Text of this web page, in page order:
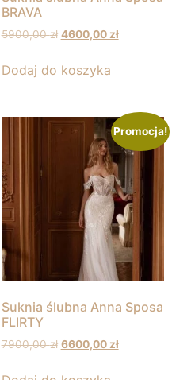
BRAVA
5900,00zł 4600,00 zł
Dodaj do koszyka
Promocja!
Suknia ślubna Anna Sposa
FLIRTY
7900,00zł 6600,00 zł